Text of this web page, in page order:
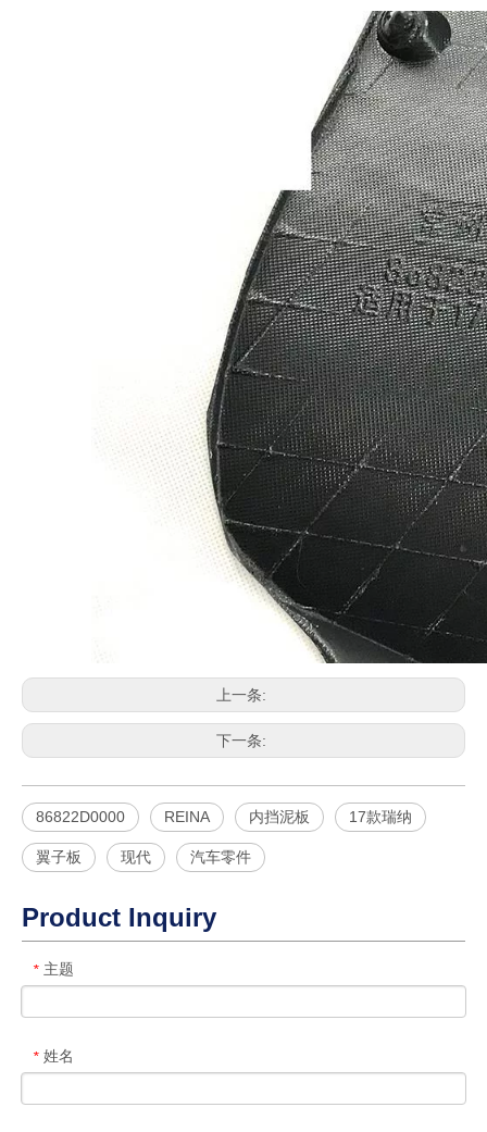
上一条:
下一条:
86822D0000 REINA 内挡泥板 17款瑞纳
翼子板 现代 汽车零件
Product Inquiry
* 主题
* 姓名